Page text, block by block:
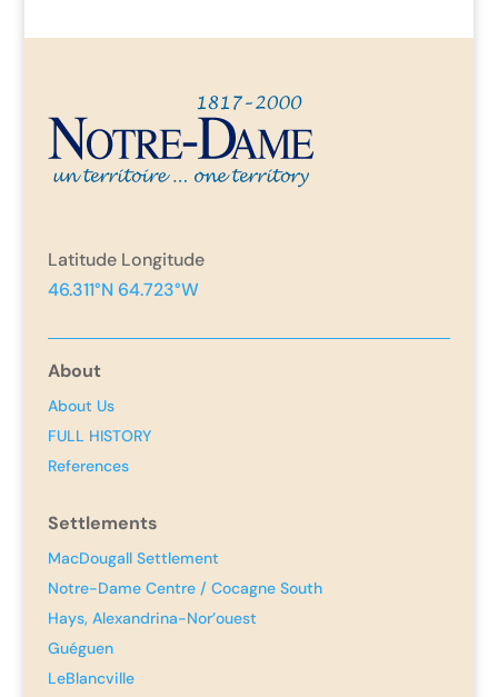
Latitude Longitude
46.311°N 64.723°W
About
About Us
FULL HISTORY
References
Settlements
MacDougall Settlement
Notre-Dame Centre / Cocagne South
Hays, Alexandrina-Nor’ouest
Guéguen
LeBlancville